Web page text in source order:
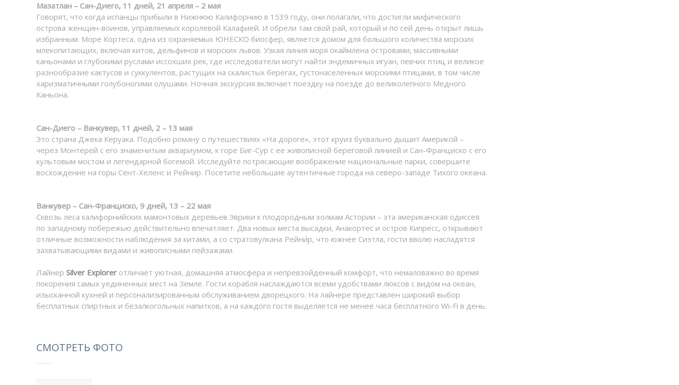
Мазатлан – Сан-Диего, 11 дней, 21 апреля – 2 мая
Говорят, что когда испанцы прибыли в Нижнюю Калифорнию в 1539 году, они полагали, что достигли мифического
острова женщин-воинов, управляемых королевой Калафией. И обрели там свой рай, который и по сей день открыт лишь
избранным. Море Кортеса, одна из охраняемых ЮНЕСКО биосфер, является домом для большого количества морских
млекопитающих, включая китов, дельфинов и морских львов. Узкая линия моря окаймлена островами, массивными
каньонами и глубокими руслами иссохших рек, где исследователи могут найти эндемичных игуан, певчих птиц и великое
разнообразие кактусов и суккулентов, растущих на скалистых берегах, густонаселенных морскими птицами, в том числе
харизматичными голубоногими олушами. Ночная экскурсия включает поездку на поезде до великолепного Медного
Каньона.
Сан-Диего – Ванкувер, 11 дней, 2 – 13 мая
Это страна Джека Керуака. Подобно роману о путешествиях «На дороге», этот круиз буквально дышит Америкой –
через Монтерей с его знаменитым аквариумом, к горе Биг-Сур с ее живописной береговой линией и Сан-Франциско с его
культовым мостом и легендарной богемой. Исследуйте потрясающие воображение национальные парки, совершите
восхождение на горы Сент-Хеленс и Рейнир. Посетите небольшие аутентичные города на северо-западе Тихого океана.
Ванкувер – Сан-Франциско, 9 дней, 13 – 22 мая
Сквозь леса калифорнийских мамонтовых деревьев Эврики к плодородным холмам Астории – эта американская одиссея
по западному побережью действительно впечатляет. Два новых места высадки, Анакортес и остров Кипресс, открывают
отличные возможности наблюдения за китами, а со стратовулкана Рейни́р, что южнее Сиэтла, гости вволю насладятся
захватывающими видами и живописными пейзажами.
Лайнер Silver Explorer отличает уютная, домашняя атмосфера и непревзойденный комфорт, что немаловажно во время
покорения самых уединенных мест на Земле. Гости корабля наслаждаются всеми удобствами люксов с видом на океан,
изысканной кухней и персонализированным обслуживанием дворецкого. На лайнере представлен широкий выбор
бесплатных спиртных и безалкогольных напитков, а на каждого гостя выделяется не менее часа бесплатного Wi-Fi в день.
СМОТРЕТЬ ФОТО